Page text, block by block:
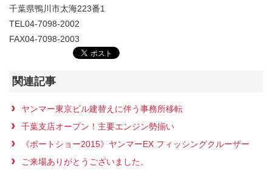
千葉県鴨川市太海223番1
TEL04-7098-2002
FAX04-7098-2003
関連記事
ヤンマー東京ビル建替えに伴う事務所移転
千葉支店オープン！主要エンジン勢揃い
《ボートショー2015》ヤンマーEX フィッシングクルーザー
ご来場ありがとうございました。